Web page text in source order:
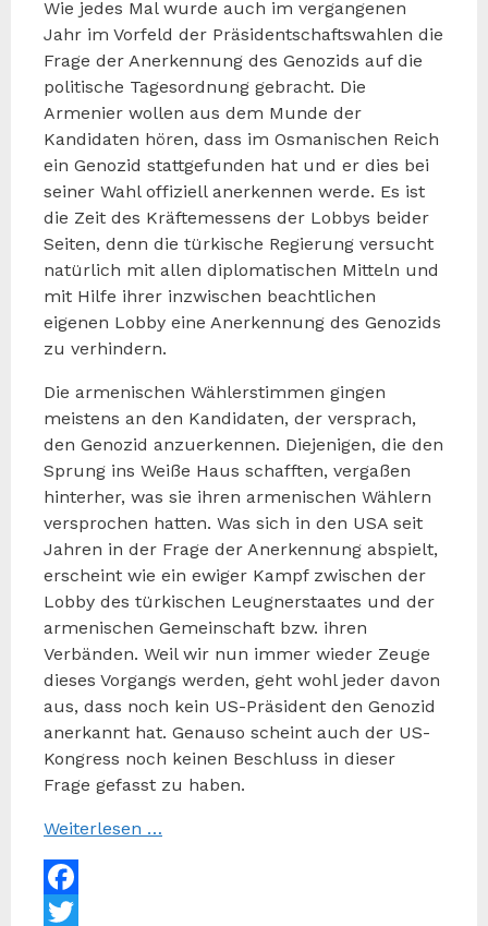
Wie jedes Mal wurde auch im vergangenen
Jahr im Vorfeld der Präsidentschaftswahlen die
Frage der Anerkennung des Genozids auf die
politische Tagesordnung gebracht. Die
Armenier wollen aus dem Munde der
Kandidaten hören, dass im Osmanischen Reich
ein Genozid stattgefunden hat und er dies bei
seiner Wahl offiziell anerkennen werde. Es ist
die Zeit des Kräftemessens der Lobbys beider
Seiten, denn die türkische Regierung versucht
natürlich mit allen diplomatischen Mitteln und
mit Hilfe ihrer inzwischen beachtlichen
eigenen Lobby eine Anerkennung des Genozids
zu verhindern.
Die armenischen Wählerstimmen gingen
meistens an den Kandidaten, der versprach,
den Genozid anzuerkennen. Diejenigen, die den
Sprung ins Weiße Haus schafften, vergaßen
hinterher, was sie ihren armenischen Wählern
versprochen hatten. Was sich in den USA seit
Jahren in der Frage der Anerkennung abspielt,
erscheint wie ein ewiger Kampf zwischen der
Lobby des türkischen Leugnerstaates und der
armenischen Gemeinschaft bzw. ihren
Verbänden. Weil wir nun immer wieder Zeuge
dieses Vorgangs werden, geht wohl jeder davon
aus, dass noch kein US-Präsident den Genozid
anerkannt hat. Genauso scheint auch der US-
Kongress noch keinen Beschluss in dieser
Frage gefasst zu haben.
Weiterlesen …
Facebook